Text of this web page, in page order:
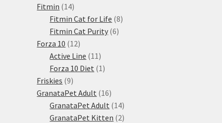
Fitmin 1414
produktů
Fitmin Cat for Life 88
Fitmin Cat Purity 66
Forza 10 1212
produktů
Active Line 11 11
produktů
Forza 10 Diet 1 1
Friskies 99
produktů
GranataPet Adult 1616
produktů
GranataPet Adult 1414
produktů
GranataPet Kitten 22